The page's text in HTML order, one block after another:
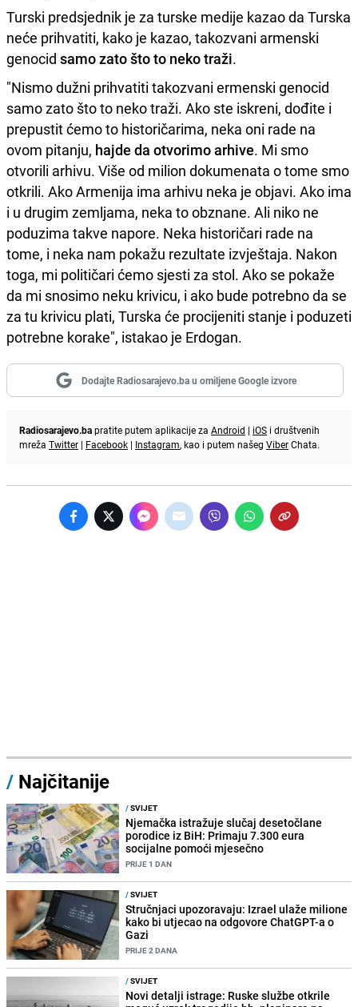
Turski predsjednik je za turske medije kazao da Turska
neće prihvatiti, kako je kazao, takozvani armenski
genocid samo zato što to neko traži.
"Nismo dužni prihvatiti takozvani ermenski genocid
samo zato što to neko traži. Ako ste iskreni, dođite i
prepustit ćemo to historičarima, neka oni rade na
ovom pitanju, hajde da otvorimo arhive. Mi smo
otvorili arhivu. Više od milion dokumenata o tome smo
otkrili. Ako Armenija ima arhivu neka je objavi. Ako ima
i u drugim zemljama, neka to obznane. Ali niko ne
poduzima takve napore. Neka historičari rade na
tome, i neka nam pokažu rezultate izvještaja. Nakon
toga, mi političari ćemo sjesti za stol. Ako se pokaže
da mi snosimo neku krivicu, i ako bude potrebno da se
za tu krivicu plati, Turska će procijeniti stanje i poduzeti
potrebne korake", istakao je Erdogan.
Dodajte Radiosarajevo.ba u omiljene Google izvore
Radiosarajevo.bapratite putem aplikacije za Android | iOS i društvenih
mreža Twitter | Facebook | Instagram, kao i putem našeg ViberChata.
/ Najčitanije
/SVIJET
Njemačka istražuje slučaj desetočlane
porodice iz BiH: Primaju 7.300 eura
socijalne pomoći mjesečno
PRIJE 1 DAN
/SVIJET
Stručnjaci upozoravaju: Izrael ulaže milione
kako bi utjecao na odgovore ChatGPT-a o
Gazi
PRIJE 2 DANA
/SVIJET
Novi detalji istrage: Ruske službe otkrile